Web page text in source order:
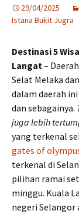
29/04/2025
Istana Bukit Jugra
Destinasi 5
Langat–
Selat Melaka
dalam daerah
dan sebagainya.
juga lebih
yang terkenal
gates of
terkenal di
pilihan ramai
minggu. Kuala
negeri Selangor